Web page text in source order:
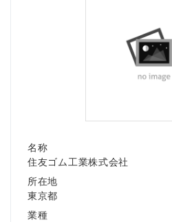
名称
住友ゴム工業株式会社
所在地
東京都
業種